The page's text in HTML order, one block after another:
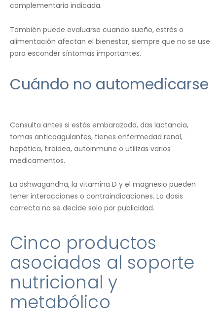
complementaria indicada.
También puede evaluarse cuando sueño, estrés o
alimentación afectan el bienestar, siempre que no se use
para esconder síntomas importantes.
Cuándo no automedicarse
Consulta antes si estás embarazada, das lactancia,
tomas anticoagulantes, tienes enfermedad renal,
hepática, tiroidea, autoinmune o utilizas varios
medicamentos.
La ashwagandha, la vitamina D y el magnesio pueden
tener interacciones o contraindicaciones. La dosis
correcta no se decide solo por publicidad.
Cinco productos
asociados al soporte
nutricional y
metabólico